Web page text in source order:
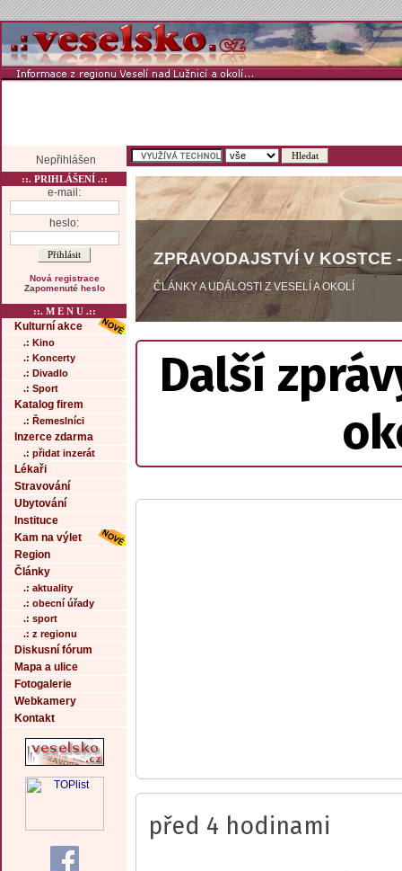
Nepřihlášen
::. PRIHLÁŠENÍ .::
e-mail:
heslo:
Nová registrace
Zapomenuté heslo
::. M E N U .::
Kulturní akce
.: Kino
.: Koncerty
.: Divadlo
.: Sport
Katalog firem
.: Řemeslníci
Inzerce zdarma
.: přidat inzerát
Lékaři
Stravování
Ubytování
Instituce
Kam na výlet
Region
Články
.: aktuality
.: obecní úřady
.: sport
.: z regionu
Diskusní fórum
Mapa a ulice
Fotogalerie
Webkamery
Kontakt
ZPRAVODAJSTVÍ V KOSTCE
ČLÁNKY A UDÁLOSTI Z VESELÍ A OKOLÍ
Další
před 4 hodinami